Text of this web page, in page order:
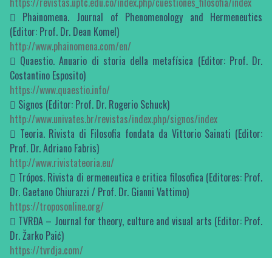
 Phainomena. Journal of Phenomenology and Hermeneutics
(Editor: Prof. Dr. Dean Komel)
http://www.phainomena.com/en/
 Quaestio. Anuario di storia della metafísica (Editor: Prof. Dr.
Costantino Esposito)
https://www.quaestio.info/
 Signos (Editor: Prof. Dr. Rogerio Schuck)
http://www.univates.br/revistas/index.php/signos/index
 Teoria. Rivista di Filosofia fondata da Vittorio Sainati (Editor:
Prof. Dr. Adriano Fabris)
http://www.rivistateoria.eu/
 Trópos. Rivista di ermeneutica e critica filosofica (Editores: Prof.
Dr. Gaetano Chiurazzi / Prof. Dr. Gianni Vattimo)
https://troposonline.org/
 TVRĐA – Journal for theory, culture and visual arts (Editor: Prof.
Dr. Žarko Paić)
https://tvrdja.com/